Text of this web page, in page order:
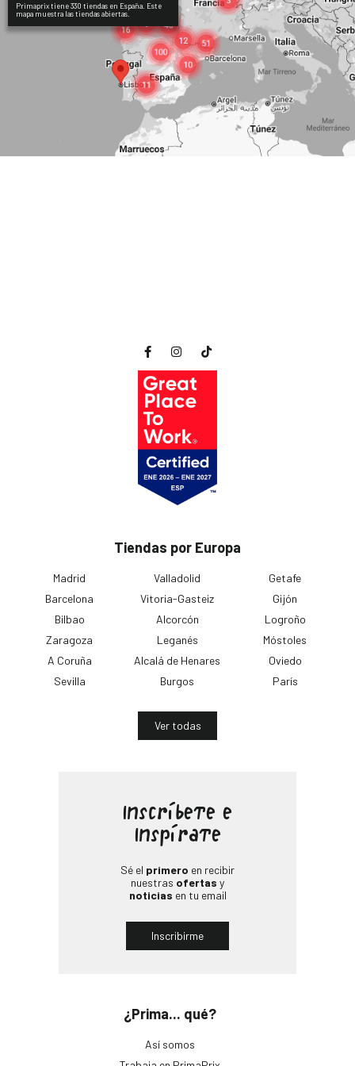
Primaprix tiene 330 tiendas en España. Este
mapa muestra las tiendas abiertas.
Tiendas por Europa
Madrid
Barcelona
Bilbao
Zaragoza
A Coruña
Sevilla
Valladolid
Vitoria-Gasteiz
Alcorcón
Leganés
Alcalá de Henares
Burgos
Getafe
Gijón
Logroño
Móstoles
Oviedo
París
Ver todas
¿Prima... qué?
Así somos
Inscríbete e
Inspírate
Sé el primero en recibir
nuestras ofertas y
noticias en tu email
Inscribirme